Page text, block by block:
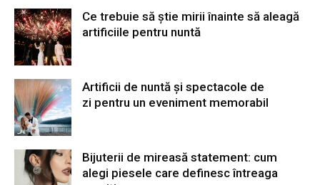
Ce trebuie să știe mirii înainte să aleagă
artificiile pentru nuntă
Artificii de nuntă și spectacole de
zi pentru un eveniment memorabil
Bijuterii de mireasă statement: cum
alegi piesele care definesc întreaga